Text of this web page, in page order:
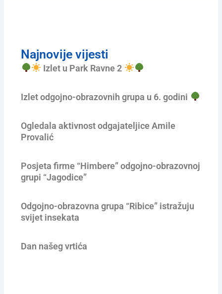
Najnovije vijesti
Izlet u Park Ravne 2
Izlet odgojno-obrazovnih grupa u 6. godini
Ogledala aktivnost odgajateljice Amile
Provalić
Posjeta firme “Himbere” odgojno-obrazovnoj
grupi “Jagodice”
Odgojno-obrazovna grupa “Ribice” istražuju
svijet insekata
Dan našeg vrtića